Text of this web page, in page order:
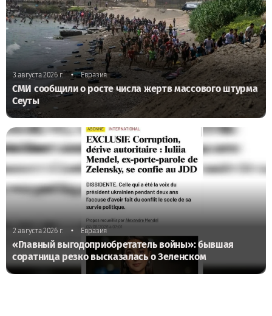
3 августа 2026 г. • Евразия
СМИ сообщили о росте числа жертв массового штурма
Сеуты
2 августа 2026 г. • Евразия
«Главный выгодоприобретатель войны»: бывшая
соратница резко высказалась о Зеленском